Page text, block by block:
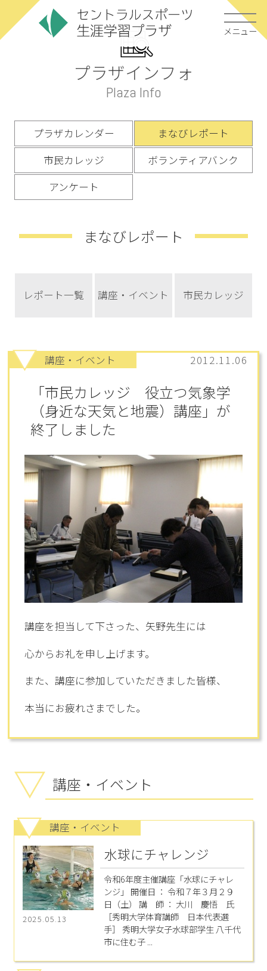
メニュー
プラザインフォ
Plaza Info
まなびレポート
プラザカレンダー
まなびレポート
市民カレッジ
ボランティアバンク
アンケート
レポート一覧 講座・イベント 市民カレッジ
講座・イベント 2012.11.06
「市民カレッジ 役立つ気象学
（身近な天気と地震）講座」が
終了しました
講座を担当して下さった、矢野先生には
心からお礼を申し上げます。
また、講座に参加していただきました皆様、
本当にお疲れさまでした。
講座・イベント
講座・イベント
2025.05.13
水球にチャレンジ
令和6年度主催講座「水球にチャレ
ンジ」 開催日 ： 令和７年３月２９
日（土） 講 師 ： 大川 慶悟 氏
［秀明大学体育講師 日本代表選
手］ 秀明大学女子水球部学生 八千代
市に住む子 ...